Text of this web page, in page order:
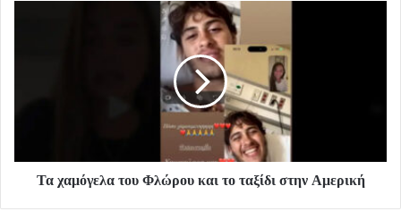
Τα χαμόγελα του Φλώρου και το ταξίδι στην Αμερική